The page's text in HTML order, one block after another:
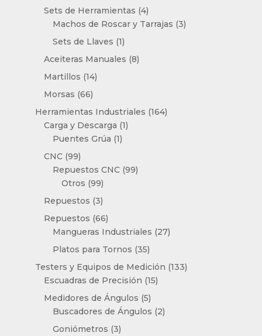
productos
Sets de Herramientas 44
productos
Machos de Roscar y Tarrajas 33
Sets de Llaves 11
producto
Aceiteras Manuales 88
Martillos 1414
Morsas 6666
productos
Herramientas Industriales 164164
Carga y Descarga 11
Puentes Grúa 11
CNC 9999
productos
Repuestos CNC 9999
Otros 9999
productos
Repuestos 33
productos
Repuestos 6666
productos
Mangueras Industriales 2727
Platos para Tornos 3535
productos
Testers y Equipos de Medición 133133
Escuadras de Precisión 1515
Medidores de Ángulos 55
productos
Buscadores de Ángulos 22
Goniómetros 33